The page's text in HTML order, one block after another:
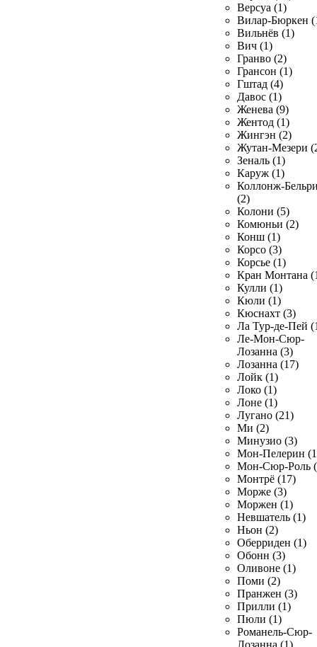
Версуа (1)
Вилар-Бюркен
Вильнёв (1)
Вич (1)
Гранво (2)
Грансон (1)
Гштад (4)
Давос (1)
Женева (9)
Жентод (1)
Жингэн (2)
Жутан-Мезери
Зеналь (1)
Каруж (1)
Коллонж-
(2)
Колони (5)
Комюньи (2)
Конш (1)
Корсо (3)
Корсье (1)
Кран Монтана
Кулли (1)
Кюли (1)
Кюснахт (3)
Ла Тур-де-Пей
Ле-Мон-Сюр-
Лозанна (3)
Лозанна (17)
Лойк (1)
Локо (1)
Лоне (1)
Лугано (21)
Ми (2)
Минузио (3)
Мон-Пелерин
Мон-Сюр-Роль
Монтрё (17)
Морже (3)
Моржен (1)
Невшатель (1)
Ньон (2)
Оберриден (1)
Обонн (3)
Оливоне (1)
Поми (2)
Пранжен (3)
Прилли (1)
Пюли (1)
Романель-Сюр-
Лозанна (1)